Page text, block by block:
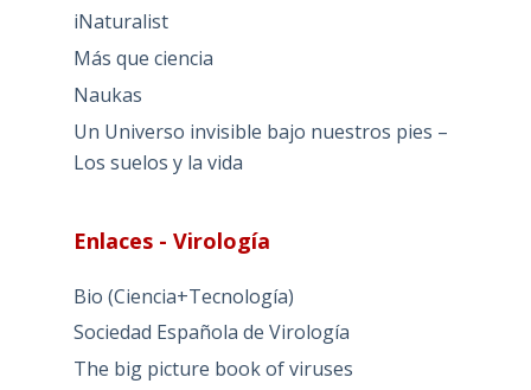
iNaturalist
Más que ciencia
Naukas
Un Universo invisible bajo nuestros pies –
Los suelos y la vida
Enlaces - Virología
Bio (Ciencia+Tecnología)
Sociedad Española de Virología
The big picture book of viruses